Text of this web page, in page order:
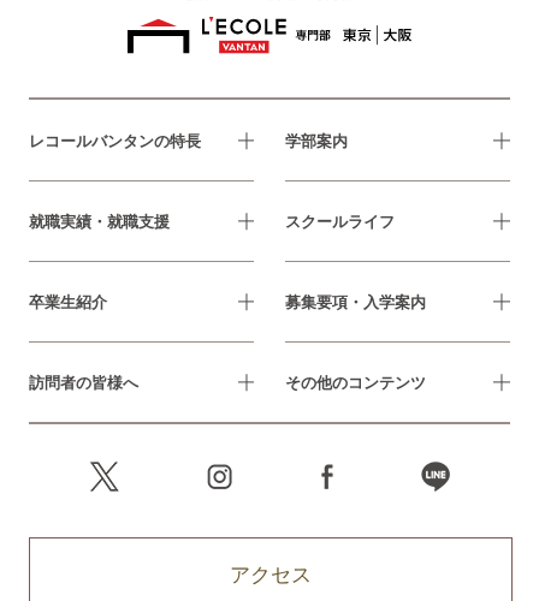
レコールバンタンの特長 学部案内
就職実績・就職支援 スクールライフ
卒業生紹介 募集要項・入学案内
訪問者の皆様へ その他のコンテンツ
アクセス